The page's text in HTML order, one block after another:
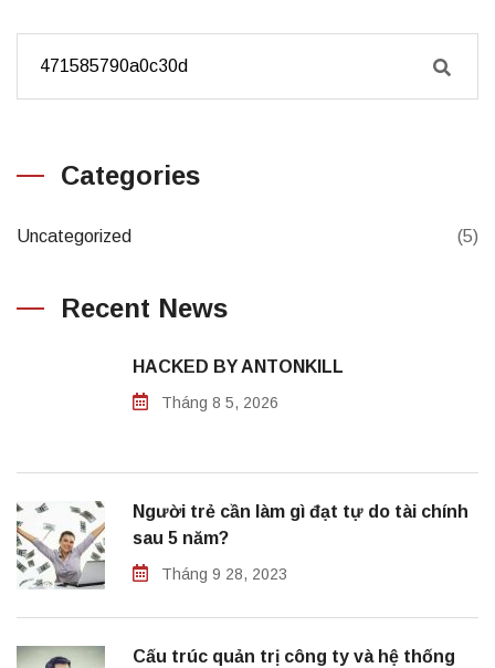
Categories
Uncategorized (5)
Recent News
HACKED BY ANTONKILL
Tháng 8 5, 2026
Người trẻ cần làm gì đạt tự do tài chính
sau 5 năm?
Tháng 9 28, 2023
Cấu trúc quản trị công ty và hệ thống